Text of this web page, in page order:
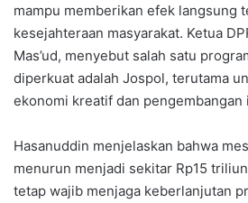
mampu memberikan efek langsung
kesejahteraan masyarakat. Ketua
Mas’ud, menyebut salah satu
diperkuat adalah Jospol, terutama
ekonomi kreatif dan
Hasanuddin menjelaskan bahwa
menurun menjadi sekitar Rp15
tetap wajib menjaga keberlanjutan